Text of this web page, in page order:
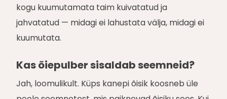
kogu kuumutamata taim kuivatatud ja
jahvatatud — midagi ei lahustata välja, midagi ei
kuumutata.
Kas õiepulber sisaldab seemneid?
Jah, loomulikult. Küps kanepi õisik koosneb üle